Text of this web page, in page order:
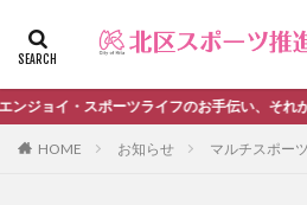
ジョイ・スポーツライフのお手伝い、それが
HOME お知らせ マルチスポー
ファッション デザイン 流行
カテゴリー